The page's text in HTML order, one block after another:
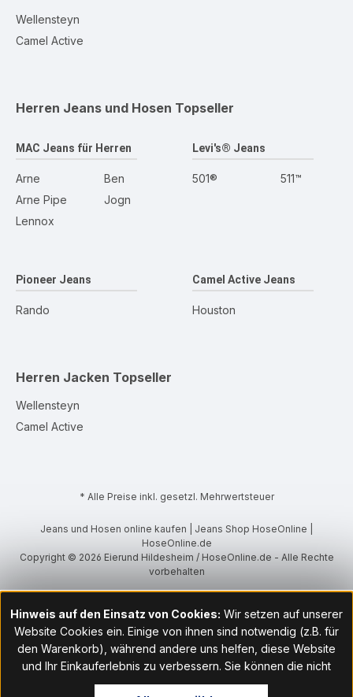
Wellensteyn
Camel Active
Herren Jeans und Hosen Topseller
MAC Jeans für Herren
Arne
Arne Pipe
Lennox
Ben
Jogn
Levi's® Jeans
501® 511™
Pioneer Jeans
Rando
Camel Active Jeans
Houston
Herren Jacken Topseller
Wellensteyn
Camel Active
* Alle Preise inkl. gesetzl. Mehrwertsteuer
Jeans und Hosen online kaufen | Jeans Shop HoseOnline |
HoseOnline.de
Copyright © 2026 Eierund Hildesheim / HoseOnline.de - Alle Rechte
vorbehalten
Hinweis auf den Einsatz von Cookies: Wir setzen auf unserer
Website Cookies ein. Einige von ihnen sind notwendig (z.B. für
den Warenkorb), während andere uns helfen, diese Website
und Ihr Einkauferlebnis zu verbessern. Sie können die nicht
notwendigen Cookies mit Klick auf „OK“ akzeptieren oder per